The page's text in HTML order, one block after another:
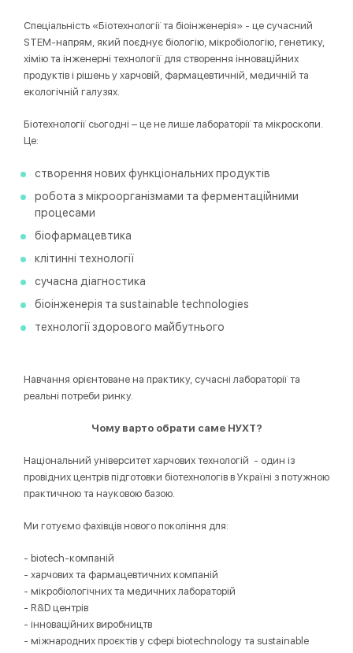
Спеціальність «Біотехнології та біоінженерія» - це сучасний
STEM-напрям, який поєднує біологію, мікробіологію, генетику,
хімію та інженерні технології для створення інноваційних
продуктів і рішень у харчовій, фармацевтичній, медичній та
екологічній галузях.
Біотехнології сьогодні – це не лише лабораторії та мікроскопи.
Це:
створення нових функціональних продуктів
робота з мікроорганізмами та ферментаційними
процесами
біофармацевтика
клітинні технології
сучасна діагностика
біоінженерія та sustainable technologies
технології здорового майбутнього
Навчання орієнтоване на практику, сучасні лабораторії та
реальні потреби ринку.
Чому варто обрати самеНУХТ?
Національний університет харчових технологій - один із
провідних центрів підготовки біотехнологів в Україні з потужною
практичною та науковою базою.
Ми готуємо фахівців нового покоління для:
- biotech-компаній
- харчових та фармацевтичних компаній
- мікробіологічних та медичних лабораторій
- R&D центрів
- інноваційних виробництв
- міжнародних проєктів у сфері biotechnology та sustainable